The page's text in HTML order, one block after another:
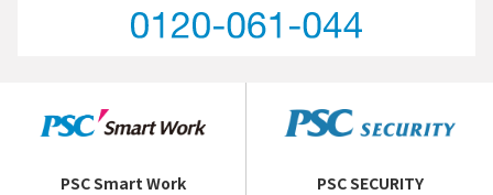
PSC Smart Work PSC SECURITY